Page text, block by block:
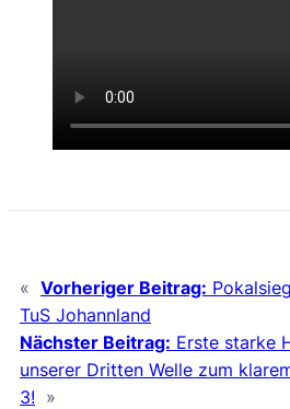
« Vorheriger Beitrag:
TuS Johannland
Nächster Beitrag: Erste starke
unserer Dritten Welle zum
3! »